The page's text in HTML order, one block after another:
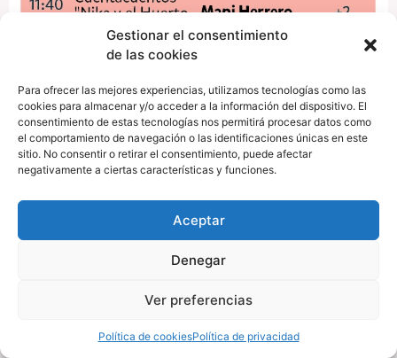
Gestionar el consentimiento
de las cookies
Para ofrecer las mejores experiencias, utilizamos tecnologías como las
cookies para almacenar y/o acceder a la información del dispositivo. El
consentimiento de estas tecnologías nos permitirá procesar datos como
el comportamiento de navegación o las identificaciones únicas en este
sitio. No consentir o retirar el consentimiento, puede afectar
negativamente a ciertas características y funciones.
Aceptar
Denegar
Ver preferencias
Política de cookiesPolítica de privacidad